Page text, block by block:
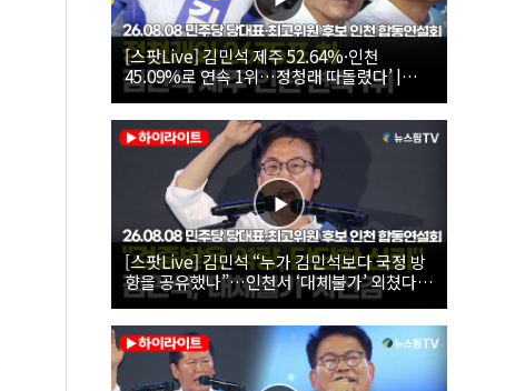
[스팟Live] 김민석 제주 52.64%·인천
45.09%로 연속 1위…정청래 따돌렸다’ |
26.08.08 더불어민주당 당대표·최고위원 후
보 인천 합동연설회
[스팟Live] 김민석 “누가 김민석보다 국정 방
향을 공유했나”…인천서 ‘대체불가’ 외쳤다 |
26.08.08 더불어민주당 당대표·최고위원 후
보 인천 합동연설회